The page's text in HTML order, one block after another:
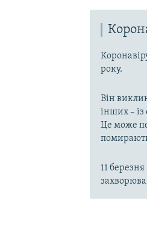
року.
Він
інших –
Це може
11